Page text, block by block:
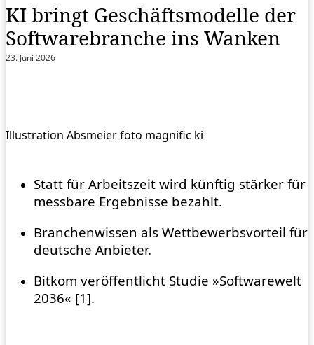
KI bringt Geschäftsmodelle der
Softwarebranche ins Wanken
23. Juni 2026
Illustration Absmeier foto magnific ki
Statt für Arbeitszeit wird künftig stärker für
messbare Ergebnisse bezahlt.
Branchenwissen als Wettbewerbsvorteil für
deutsche Anbieter.
Bitkom veröffentlicht Studie »Softwarewelt
2036« [1].